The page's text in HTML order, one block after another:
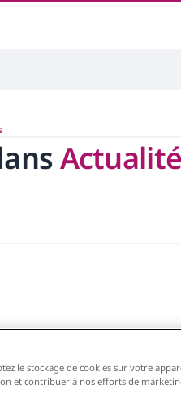
le stockage de cookies sur votre
et contribuer à nos efforts de